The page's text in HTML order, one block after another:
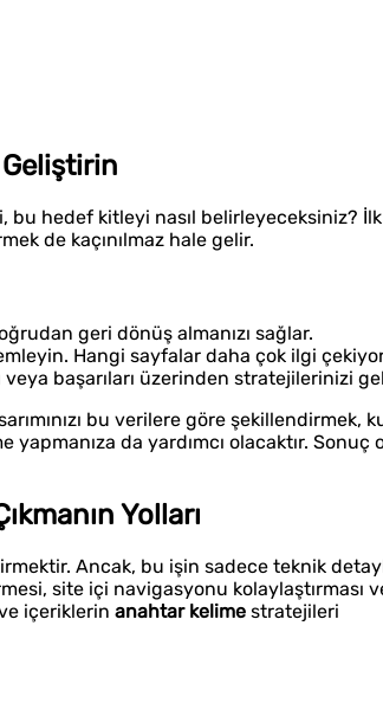
bu hedef kitleyi nasıl belirleyeceksiniz? İlk
de kaçınılmaz hale gelir.
geri dönüş almanızı sağlar.
Hangi sayfalar daha çok ilgi
veya başarıları üzerinden stratejilerinizi
bu verilere göre şekillendirmek,
da yardımcı olacaktır. Sonuç
Yolları
Ancak, bu işin sadece teknik
site içi navigasyonu kolaylaştırması
içeriklerin anahtar kelime stratejileri